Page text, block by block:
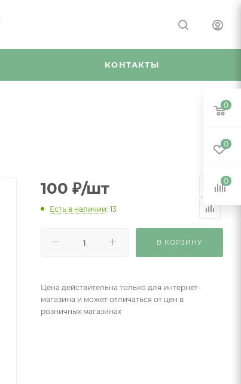
КОНТАКТЫ
100 ₽/шт
Есть в наличии: 13
В КОРЗИНУ
Цена действительна только для интернет-
магазина и может отличаться от цен в
розничных магазинах
0
0
0